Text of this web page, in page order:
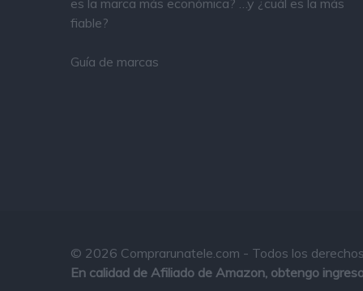
fiable?
Guía de marcas
© 2026 Comprarunatele.com - Todos los
En calidad de Afiliado de Amazon, obtengo